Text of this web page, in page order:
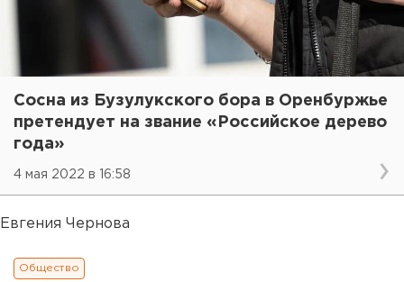
Сосна из Бузулукского бора в Оренбуржье
претендует на звание «Российское дерево
года»
4 мая 2022 в 16:58
Евгения Чернова
Общество